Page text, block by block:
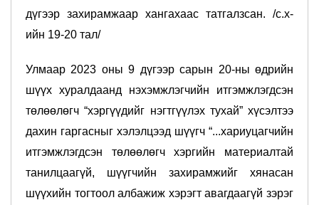
дүгээр захирамжаар хангахаас татгалзсан. /с.х-
ийн 19-20 тал/
Улмаар 2023 оны 9 дүгээр сарын 20-ны өдрийн
шүүх хуралдаанд нэхэмжлэгчийн итгэмжлэгдсэн
төлөөлөгч “хэргүүдийг нэгтгүүлэх тухай” хүсэлтээ
дахин гаргасныг хэлэлцээд шүүгч “...хариуцагчийн
итгэмжлэгдсэн төлөөлөгч хэргийн материалтай
танилцаагүй, шүүгчийн захирамжийг хянасан
шүүхийн тогтоол албажиж хэрэгт авагдаагүй зэрэг